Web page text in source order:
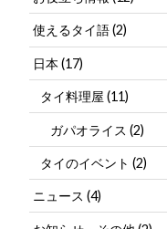
使えるタイ語(2)
日本(17)
タイ料理屋 (11)
ガパオライス(2)
タイのイベント (2)
ニュース(4)